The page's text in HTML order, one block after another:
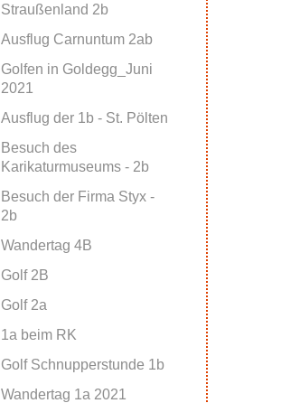
Straußenland 2b
Ausflug Carnuntum 2ab
Golfen in Goldegg_Juni
2021
Ausflug der 1b - St. Pölten
Besuch des
Karikaturmuseums - 2b
Besuch der Firma Styx -
2b
Wandertag 4B
Golf 2B
Golf 2a
1a beim RK
Golf Schnupperstunde 1b
Wandertag 1a 2021